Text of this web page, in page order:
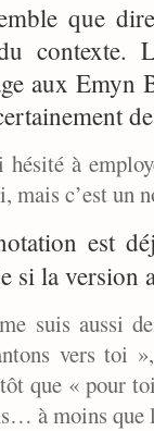
que
contexte.
aux Emyn
hésité à
mais c’est un
est
si la version
suis aussi
vers toi
que « pour
à moins que